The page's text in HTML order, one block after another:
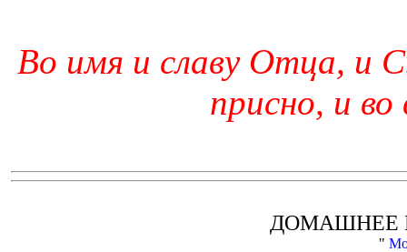
Во имя и славу Отца, и
присно, и во
ДОМАШНЕЕ
"